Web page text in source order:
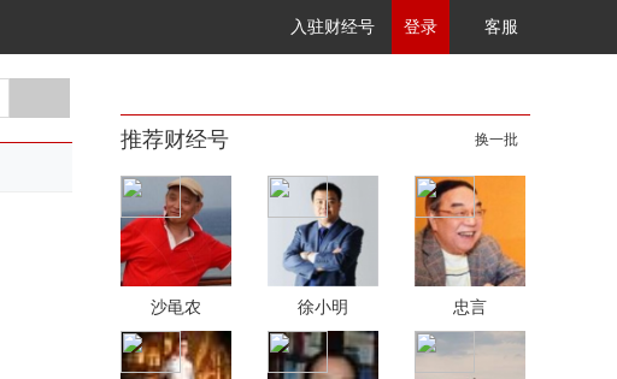
入驻财经号 登录 客服
推荐财经号 换一批
沙黾农 徐小明 忠言